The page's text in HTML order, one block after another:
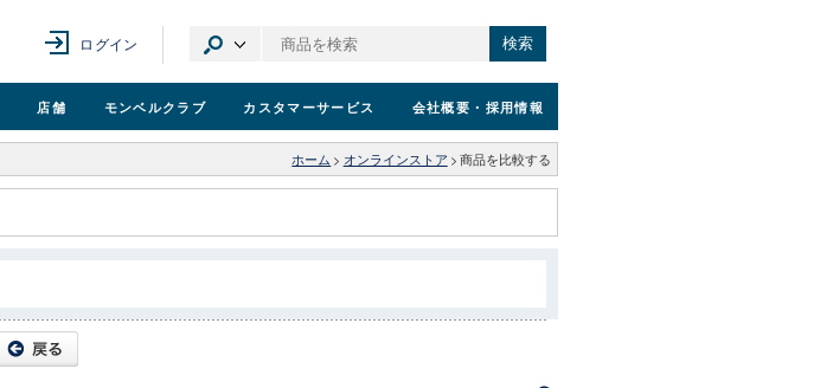
ログイン 検索
店舗 モンベルクラブ カスタマーサービス 会社概要 ・採用情報
ホーム > オンラインストア > 商品を比較する